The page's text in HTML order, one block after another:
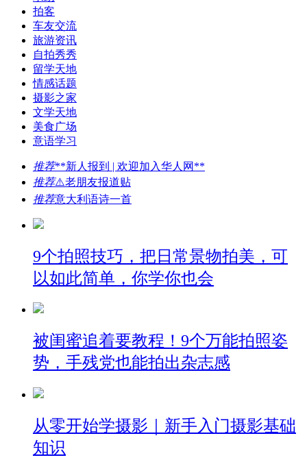
拍客
车友交流
旅游资讯
自拍秀秀
留学天地
情感话题
摄影之家
文学天地
美食广场
意语学习
推荐**新人报到 | 欢迎加入华人网**
推荐⚠️老朋友报道贴
推荐意大利语诗一首
9个拍照技巧，把日常景物拍美，可
以如此简单，你学你也会
被闺蜜追着要教程！9个万能拍照姿
势，手残党也能拍出杂志感
从零开始学摄影｜新手入门摄影基础
知识